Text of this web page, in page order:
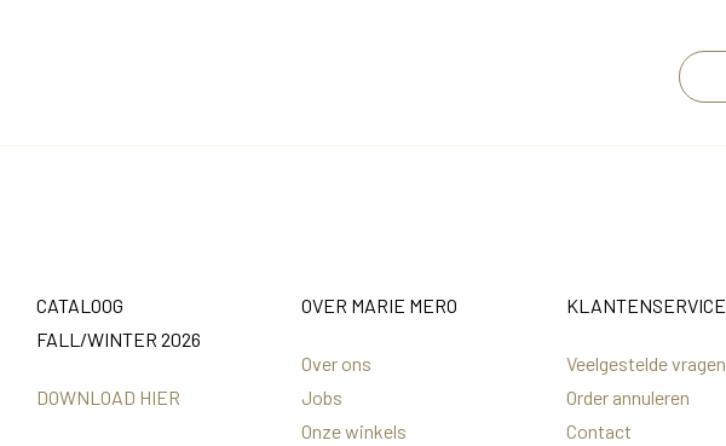
CATALOOG
FALL/WINTER 2026
DOWNLOAD HIER
OVER MARIE MERO
Over ons
Jobs
Onze winkels
KLANTENSERVICE
Veelgestelde vragen
Order annuleren
Contact